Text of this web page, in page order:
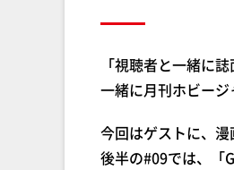
「視聴者と一緒に
一緒に月刊ホビー
今回はゲストに、漫
後半の#09では、「